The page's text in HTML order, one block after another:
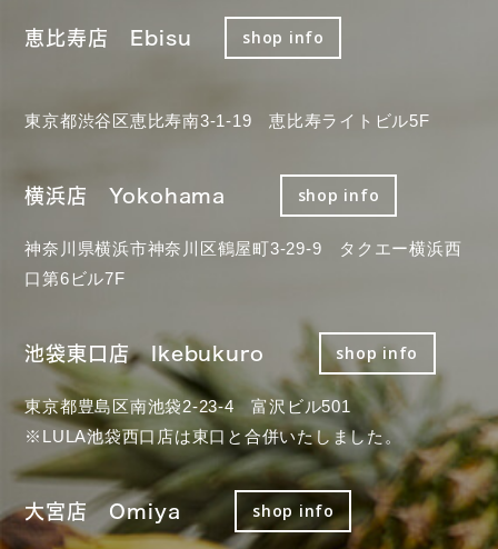
恵比寿店 Ebisu shop info
東京都渋谷区恵比寿南3-1-19 恵比寿ライトビル5F
横浜店 Yokohama shop info
神奈川県横浜市神奈川区鶴屋町3-29-9 タクエー横浜西
口第6ビル7F
池袋東口店 Ikebukuro shop info
東京都豊島区南池袋2-23-4 富沢ビル501
※LULA池袋西口店は東口と合併いたしました。
大宮店 Omiya shop info